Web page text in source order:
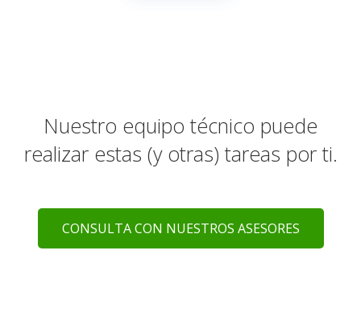
Nuestro equipo técnico puede
realizar estas (y otras) tareas por ti.
CONSULTA CON NUESTROS ASESORES